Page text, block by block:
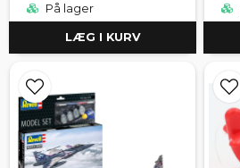
På lager
LÆG I KURV